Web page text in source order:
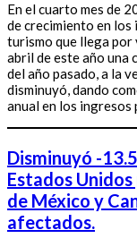
En el cuarto mes de
de crecimiento en
turismo que llega por
abril de este año una
del año pasado, a la
disminuyó, dando
anual en los
Disminuyó -
Estados
de México y
afectados.